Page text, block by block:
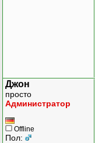
Джон
просто
Администратор
Offline
Пол: